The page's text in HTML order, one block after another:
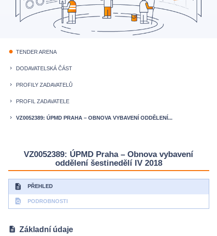
fiber_manual_record TENDER ARENA
keyboard_arrow_right DODAVATELSKÁ ČÁST
keyboard_arrow_right PROFILY ZADAVATELŮ
keyboard_arrow_right PROFIL ZADAVATELE
keyboard_arrow_right VZ0052389: ÚPMD PRAHA – OBNOVA VYBAVENÍ ODDĚLENÍ...
VZ0052389: ÚPMD Praha – Obnova vybavení
oddělení šestinedělí IV 2018
description PŘEHLED
find_in_page PODROBNOSTI
description Základní údaje